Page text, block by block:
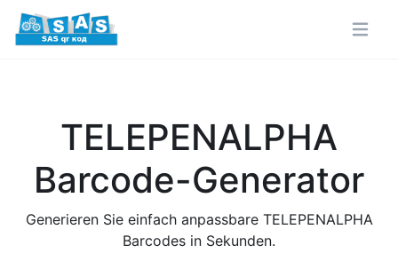
TELEPENALPHA
Barcode-Generator
Generieren Sie einfach anpassbare TELEPENALPHA
Barcodes in Sekunden.